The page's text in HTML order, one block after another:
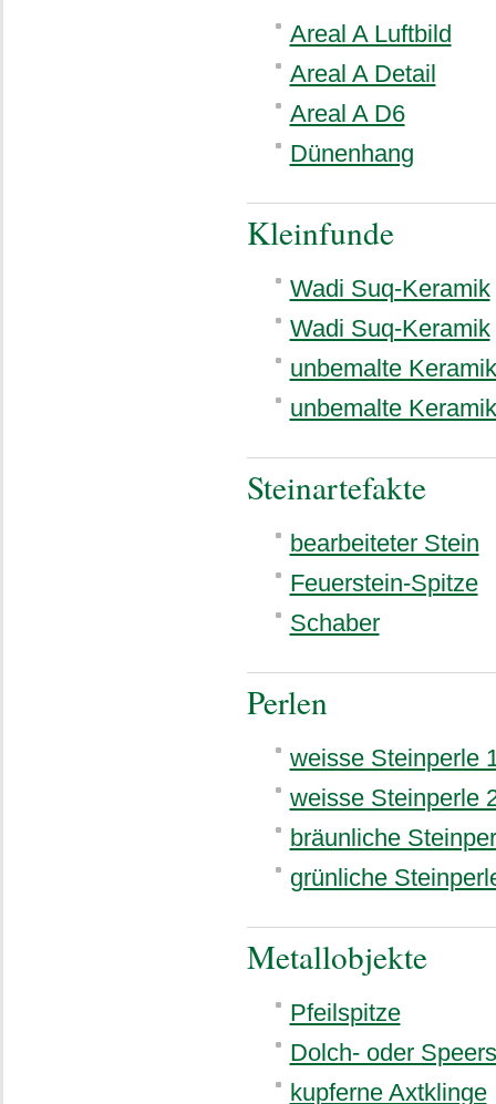
Areal A Luftbild
Areal A Detail
Areal A D6
Dünenhang
Kleinfunde
Wadi Suq-Keramik
Wadi Suq-Keramik
unbemalte Keramik
unbemalte Keramik
Steinartefakte
bearbeiteter Stein
Feuerstein-Spitze
Schaber
Perlen
weisse Steinperle
weisse Steinperle
bräunliche
grünliche
Metallobjekte
Pfeilspitze
Dolch- oder
kupferne Axtklinge